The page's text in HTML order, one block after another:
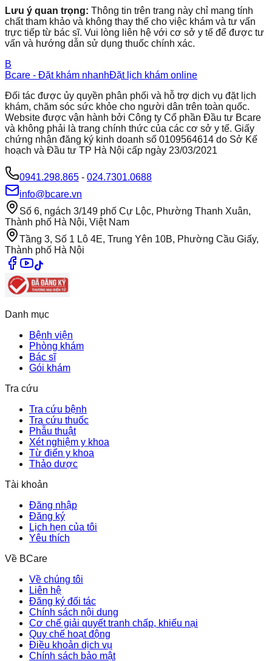
Lưu ý quan trọng: Thông tin trên trang này chỉ mang tính
chất tham khảo và không thay thế cho việc khám và tư vấn
trực tiếp từ bác sĩ. Vui lòng liên hệ với cơ sở y tế để được tư
vấn và hướng dẫn sử dụng thuốc chính xác.
B
Bcare - Đặt khám nhanhĐặt lịch khám online
Đối tác được ủy quyền phân phối và hỗ trợ dịch vụ đặt lịch
khám, chăm sóc sức khỏe cho người dân trên toàn quốc.
Website được vận hành bởi Công ty Cổ phần Đầu tư Bcare
và không phải là trang chính thức của các cơ sở y tế. Giấy
chứng nhận đăng ký kinh doanh số 0109564614 do Sở Kế
hoạch và Đầu tư TP Hà Nội cấp ngày 23/03/2021
0941.298.865 - 024.7301.0688
info@bcare.vn
Số 6, ngách 3/149 phố Cự Lộc, Phường Thanh Xuân,
Thành phố Hà Nội, Việt Nam
Tầng 3, Số 1 Lô 4E, Trung Yên 10B, Phường Cầu Giấy,
Thành phố Hà Nội
Danh mục
Bệnh viện
Phòng khám
Bác sĩ
Gói khám
Tra cứu
Tra cứu bệnh
Tra cứu thuốc
Phẫu thuật
Xét nghiệm y khoa
Từ điển y khoa
Thảo dược
Tài khoản
Đăng nhập
Đăng ký
Lịch hẹn của tôi
Yêu thích
Về BCare
Về chúng tôi
Liên hệ
Đăng ký đối tác
Chính sách nội dung
Cơ chế giải quyết tranh chấp, khiếu nại
Quy chế hoạt động
Điều khoản dịch vụ
Chính sách bảo mật